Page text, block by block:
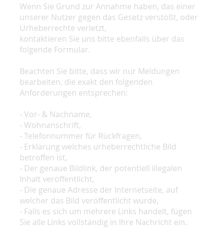
Wenn Sie Grund zur Annahme haben, das einer
unserer Nutzer gegen das Gesetz verstößt, oder
Urheberrechte verletzt,
kontaktieren Sie uns bitte ebenfalls über das
folgende Formular.
Beachten Sie bitte, dass wir nur Meldungen
bearbeiten, die exakt den folgenden
Anforderungen entsprechen:
- Vor- & Nachname,
- Wohnanschrift,
- Telefonnummer für Rückfragen,
- Erklärung welches urheberrechtliche Bild
betroffen ist,
- Der genaue Bildlink, der potentiell illegalen
Inhalt veröffentlicht,
- Die genaue Adresse der Internetseite, auf
welcher das Bild veröffentlicht wurde,
- Falls es sich um mehrere Links handelt, fügen
Sie alle Links vollständig in Ihre Nachricht ein.